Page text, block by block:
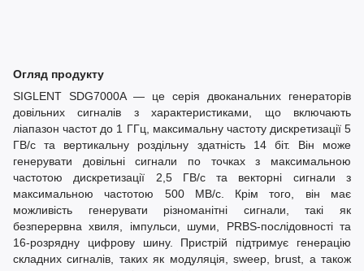
Огляд продукту
SIGLENT SDG7000A — це серія двоканальних генераторів
довільних сигналів з характеристиками, що включають
ліапазон частот до 1 ГГц, максимальну частоту дискретизації 5
ГВ/с та вертикальну роздільну здатність 14 біт. Він може
генерувати довільні сигнали по точках з максимальною
частотою дискретизації 2,5 ГВ/с та векторні сигнали з
максимальною частотою 500 МВ/с. Крім того, він має
можливість генерувати різноманітні сигнали, такі як
безперервна хвиля, імпульси, шуми, PRBS-послідовності та
16-розрядну цифрову шину. Пристрій підтримує генерацію
складних сигналів, таких як модуляція, sweep, brust, а також